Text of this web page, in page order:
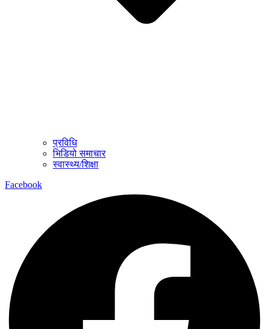
प्रविधि
भिडियो समाचार
स्वास्थ्य/शिक्षा
Facebook